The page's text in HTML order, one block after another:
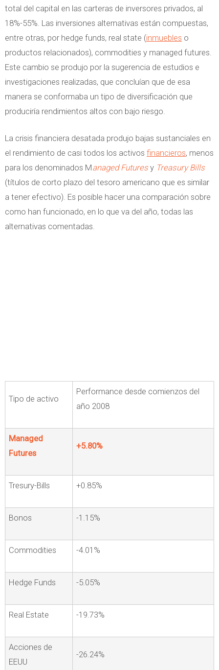
total del capital en las carteras de inversores privados, al
18%-55%. Las inversiones alternativas están compuestas,
entre otras, por hedge funds, real state (inmuebles o
productos relacionados), commodities y managed futures.
Este cambio se produjo por la sugerencia de estudios e
investigaciones realizadas, que concluían que de esa
manera se conformaba un tipo de diversificación que
produciría rendimientos altos con bajo riesgo.
La crisis financiera desatada produjo bajas sustanciales en
el rendimiento de casi todos los activos financieros, menos
para los denominados Managed Futures y Treasury Bills
(títulos de corto plazo del tesoro americano que es similar
a tener efectivo). Es posible hacer una comparación sobre
como han funcionado, en lo que va del año, todas las
alternativas comentadas.
Tipo de activo
Performance desde comienzos del
año 2008
Managed
Futures
+5.80%
Tresury-Bills +0.85%
Bonos -1.15%
Commodities -4.01%
Hedge Funds -5.05%
Real Estate -19.73%
Acciones de
EEUU
-26.24%